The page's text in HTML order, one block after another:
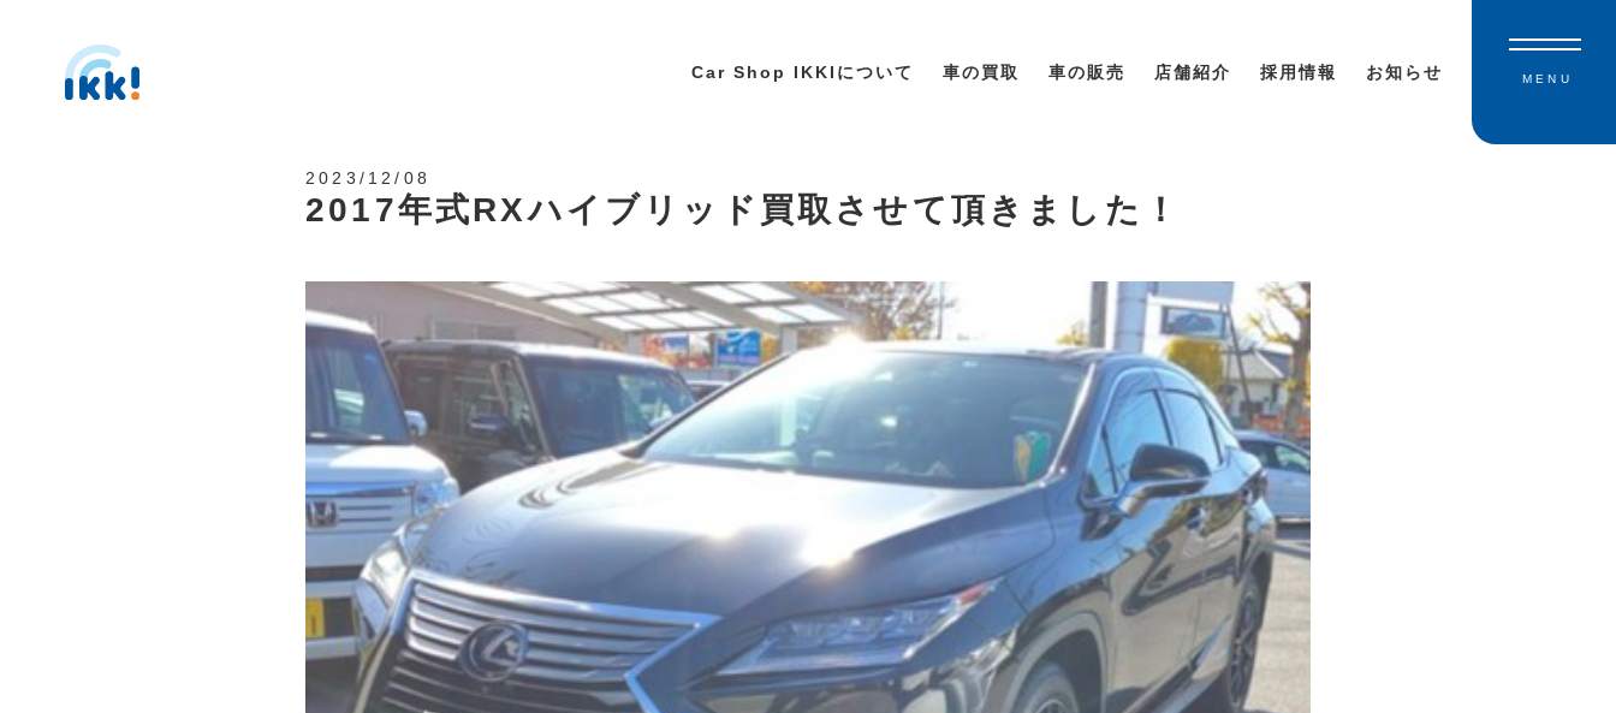
Car Shop IKKIについて 車の買取 車の販売 店舗紹介 採用情報 お知らせ MENU
2023/12/08
2017年式RXハイブリッド買取させて頂きました！